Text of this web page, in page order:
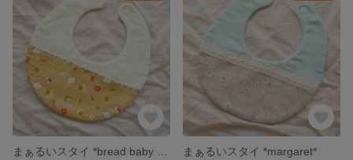
まぁるいスタイ *margaret*